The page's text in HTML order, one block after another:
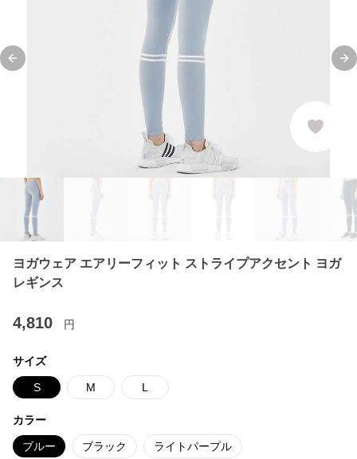
Previous slide
ヨガウェア エアリーフィット ストライプアクセント ヨガ
レギンス
4,810 円
サイズ
S M L
カラー
ブルー ブラック ライトパープル